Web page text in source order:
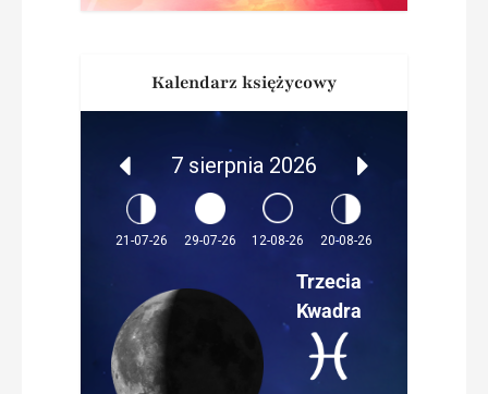
Kalendarz księżycowy
7 sierpnia 2026
21-07-26 29-07-26 12-08-26 20-08-26
Trzecia
Kwadra